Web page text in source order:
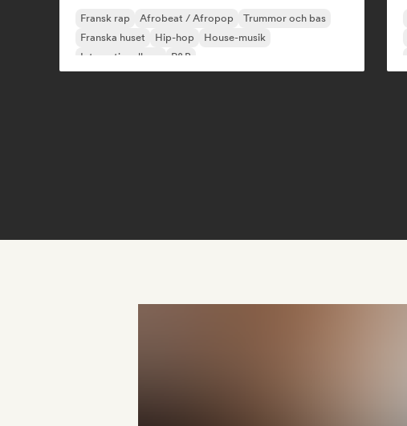
Fransk rap Afrobeat / Afropop
Trummor och bas
Franska huset
Hip-hop
House-musik
Internationell rap
R&B